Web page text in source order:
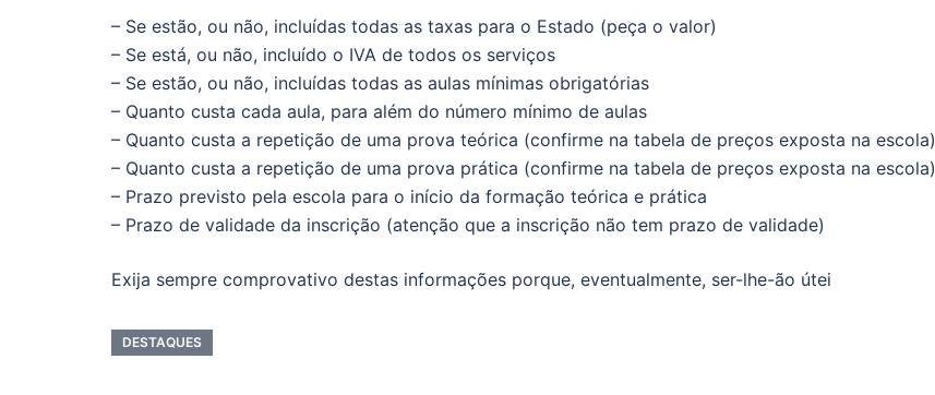
– Se estão, ou não, incluídas todas as taxas para o Estado (peça o valor)
– Se está, ou não, incluído o IVA de todos os serviços
– Se estão, ou não, incluídas todas as aulas mínimas obrigatórias
– Quanto custa cada aula, para além do número mínimo de aulas
– Quanto custa a repetição de uma prova teórica (confirme na tabela de preços exposta na escola)
– Quanto custa a repetição de uma prova prática (confirme na tabela de preços exposta na escola)
– Prazo previsto pela escola para o início da formação teórica e prática
– Prazo de validade da inscrição (atenção que a inscrição não tem prazo de validade)
Exija sempre comprovativo destas informações porque, eventualmente, ser-lhe-ão útei
DESTAQUES